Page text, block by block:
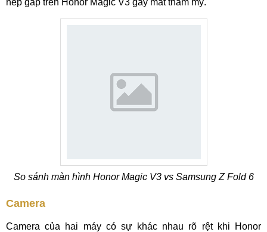
nếp gấp trên Honor Magic V3 gây mất thẩm mỹ.
So sánh màn hình Honor Magic V3 vs Samsung Z Fold 6
Camera
Camera của hai máy có sự khác nhau rõ rệt khi Honor